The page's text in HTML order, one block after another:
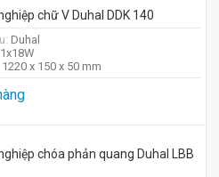
chữ V Duhal DDK 140
Duhal
1x18W
1220 x 150 x 50 mm
chóa phản quang Duhal LBB